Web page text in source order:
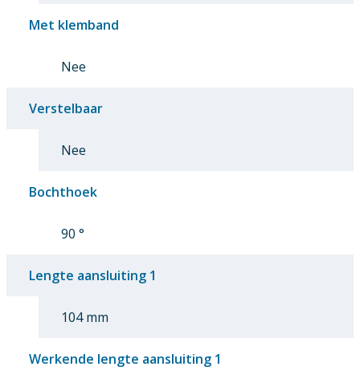
Met klemband
Nee
Verstelbaar
Nee
Bochthoek
90 °
Lengte aansluiting 1
104 mm
Werkende lengte aansluiting 1